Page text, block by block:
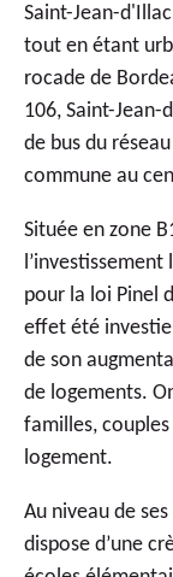
Saint-Jean-
tout en étant
rocade de
106, Saint-Jean-
de bus du
commune au
Située en zone
l’investissement
pour la loi Pinel
effet été
de son
de logements.
familles,
logement.
Au niveau de
dispose d’une